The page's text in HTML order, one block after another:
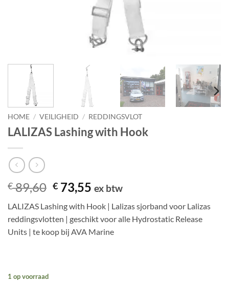
HOME / VEILIGHEID / REDDINGSVLOT
LALIZAS Lashing with Hook
€89,60 Oorspronkelijke
prijs
was:
€ 89,60.
€ 73,55 Huidige
is:
€ 73,55.
ex btw
LALIZAS Lashing with Hook | Lalizas sjorband voor Lalizas
reddingsvlotten | geschikt voor alle Hydrostatic Release
Units | te koop bij AVA Marine
1 op voorraad